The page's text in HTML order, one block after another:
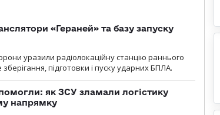
«Гераней» та базу запуску
уразили радіолокаційну станцію раннього
підготовки і пуску ударних БПЛА.
як ЗСУ зламали логістику
напрямку